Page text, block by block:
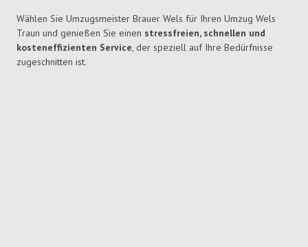
Wählen Sie Umzugsmeister Brauer Wels für Ihren Umzug Wels
Traun und genießen Sie einen stressfreien, schnellen und
kosteneffizienten Service, der speziell auf Ihre Bedürfnisse
zugeschnitten ist.